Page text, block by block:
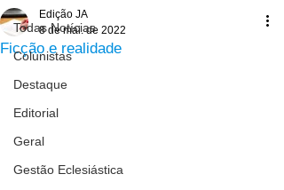
Todas Notícias
Colunistas
Destaque
Editorial
Geral
Gestão Eclesiástica
Ficção e realidade
Edição JA
8 de mai. de 2022